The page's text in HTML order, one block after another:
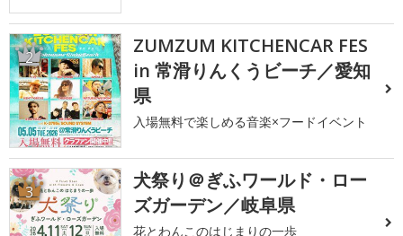
2
ZUMZUM KITCHENCAR FES
in 常滑りんくうビーチ／愛知
県
入場無料で楽しめる音楽×フードイベント
3
犬祭り＠ぎふワールド・ロー
ズガーデン／岐阜県
花とわんこのはじまりの一歩